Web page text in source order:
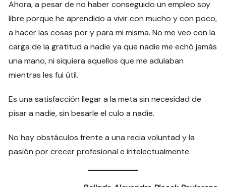
Ahora, a pesar de no haber conseguido un empleo soy
libre porque he aprendido a vivir con mucho y con poco,
a hacer las cosas por y para mi misma. No me veo con la
carga de la gratitud a nadie ya que nadie me echó jamás
una mano, ni siquiera aquellos que me adulaban
mientras les fui útil.
Es una satisfacción llegar a la meta sin necesidad de
pisar a nadie, sin besarle el culo a nadie.
No hay obstáculos frente a una recia voluntad y la
pasión por crecer profesional e intelectualmente.